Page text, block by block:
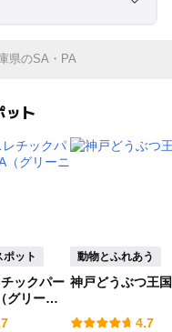
園・フラワーパー
景観
体験
県のSA・PA
ット
ット
ックパー
グリーニ
動物とふれあう
神戸どうぶつ王国
4.7